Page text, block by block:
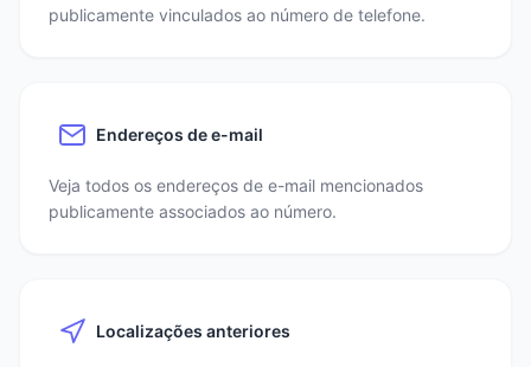
publicamente vinculados ao número de telefone.
Endereços de e-mail
Veja todos os endereços de e-mail mencionados
publicamente associados ao número.
Localizações anteriores